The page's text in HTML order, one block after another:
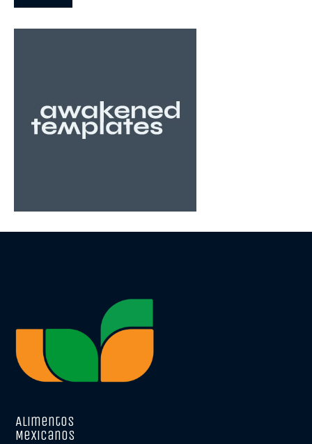
Alimentos
Mexicanos